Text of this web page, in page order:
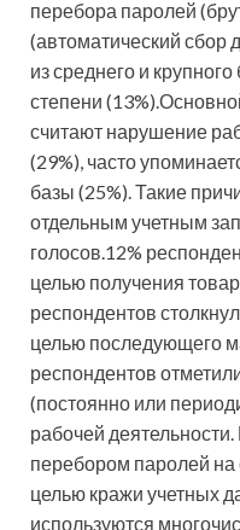
перебора паролей
(автоматический сбор
из среднего и
степени
считают нарушение
(29%), часто
базы (25%). Такие
отдельным учетным
голосов.12%
целью получения
респондентов
целью последующего
респондентов
(постоянно или
рабочей
перебором паролей на
целью кражи учетных
используются